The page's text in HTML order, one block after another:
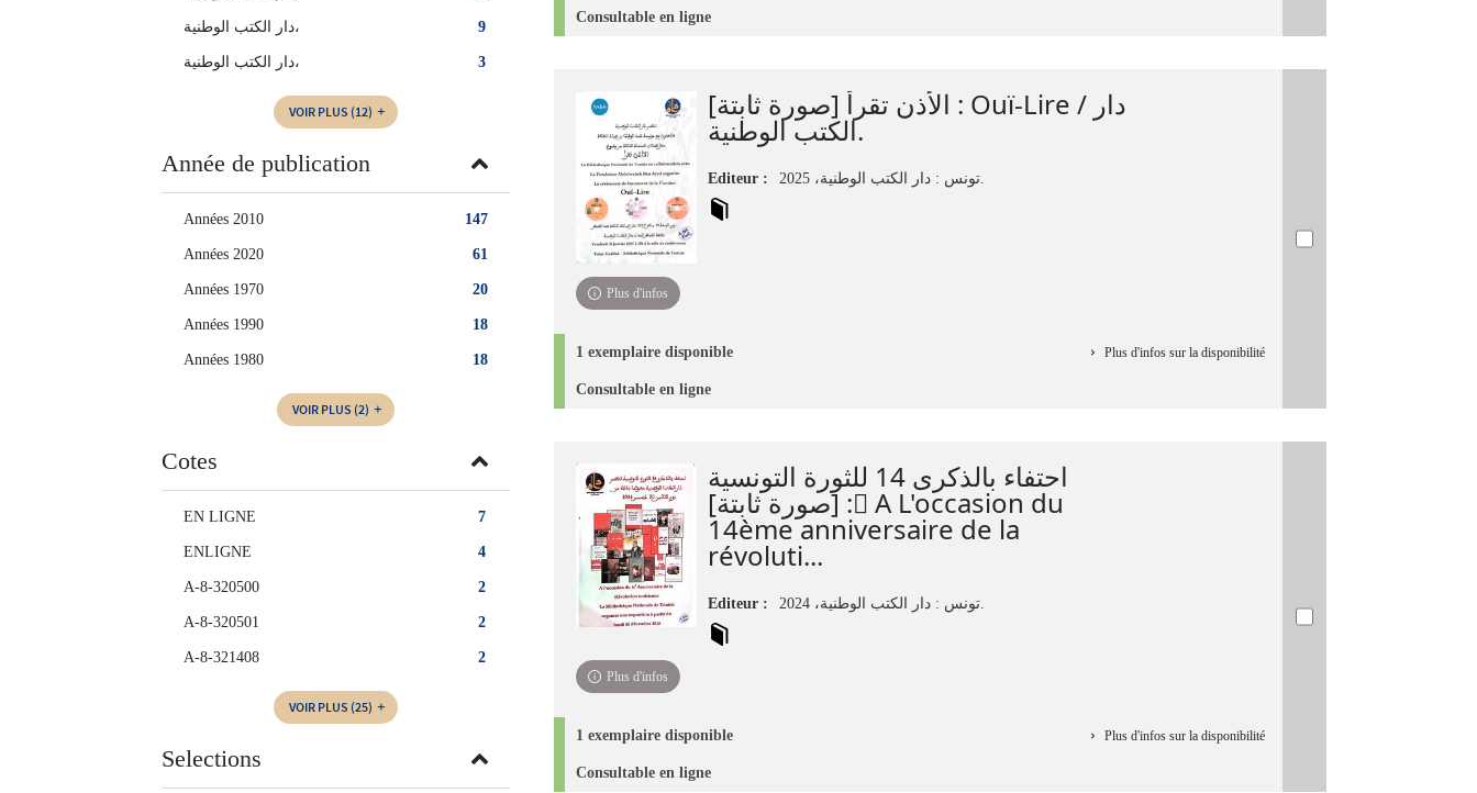
Consultable en ligne
الأذن تقرأ [صورة ثابتة] : Ouï-Lire / دار
الكتب الوطنية.
Editeur : تونس : دار الكتب الوطنية، 2025.
Plus d'infos
1 exemplaire disponible Plus d'infos sur la disponibilité
Consultable en ligne
احتفاء بالذكرى 14 للثورة التونسية
[صورة ثابتة] : َA L'occasion du
14ème anniversaire de la
révoluti...
Editeur : تونس : دار الكتب الوطنية، 2024.
Plus d'infos
1 exemplaire disponible Plus d'infos sur la disponibilité
Consultable en ligne
9 دار الكتب الوطنية‏،
3 ‏دار الكتب الوطنية،
VOIR PLUS (12)
Année de publication
147
Années 2010
61
Années 2020
20
Années 1970
18
Années 1990
18
Années 1980
VOIR PLUS (2)
Cotes
7
EN LIGNE
4
ENLIGNE
2
A-8-320500
2
A-8-320501
2
A-8-321408
VOIR PLUS (25)
Selections